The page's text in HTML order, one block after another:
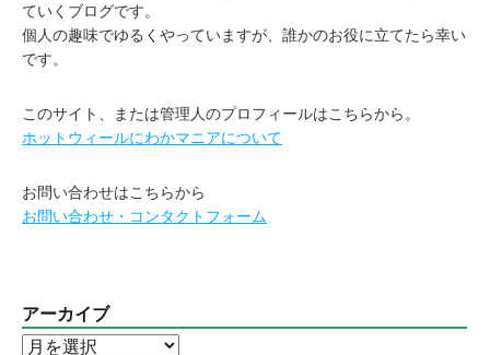
ていくブログです。
個人の趣味でゆるくやっていますが、誰かのお役に立てたら幸い
です。
このサイト、または管理人のプロフィールはこちらから。
ホットウィールにわかマニアについて
お問い合わせはこちらから
お問い合わせ・コンタクトフォーム
アーカイブ
ア